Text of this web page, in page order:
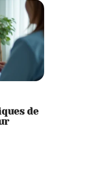
de